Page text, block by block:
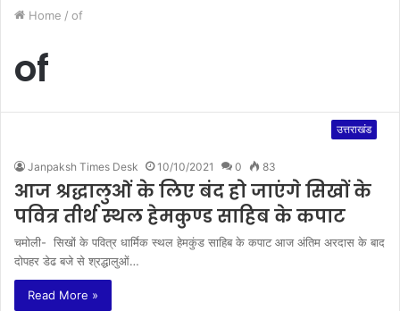
Home / of
of
उत्तराखंड
Janpaksh Times Desk 10/10/2021 0 83
आज श्रद्धालुओं के लिए बंद हो जाएंगे सिखों के
पवित्र तीर्थ स्थल हेमकुण्ड साहिब के कपाट
चमोली- सिखों के पवित्र धार्मिक स्थल हेमकुंड साहिब के कपाट आज अंतिम अरदास के बाद
दोपहर डेढ बजे से श्रद्धालुओं…
Read More »